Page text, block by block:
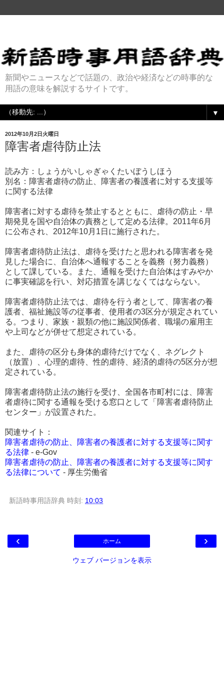
新聞やニュースなどで話題の、政治や経済などの時事的な
用語の意味を解説するサイトです。
▼
2012年10月2日火曜日
障害者虐待防止法
読み方：しょうがいしゃぎゃくたいぼうしほう
別名：障害者虐待の防止、障害者の養護者に対する支援等
に関する法律
障害者に対する虐待を禁止するとともに、虐待の防止・早
期発見を国や自治体の責務として定める法律。2011年6月
に公布され、2012年10月1日に施行された。
障害者虐待防止法は、虐待を受けたと思われる障害者を発
見した場合に、自治体へ通報することを義務（努力義務）
として課している。また、通報を受けた自治体はすみやか
に事実確認を行い、対応措置を講じなくてはならない。
障害者虐待防止法では、虐待を行う者として、障害者の養
護者、福祉施設等の従事者、使用者の3区分が規定されてい
る。つまり、家族・親類の他に施設関係者、職場の雇用主
や上司などが併せて想定されている。
また、虐待の区分も身体的虐待だけでなく、ネグレクト
（放置）、心理的虐待、性的虐待、経済的虐待の5区分が想
定されている。
障害者虐待防止法の施行を受け、全国各市町村には、障害
者虐待に関する通報を受ける窓口として「障害者虐待防止
センター」が設置された。
関連サイト：
障害者虐待の防止、障害者の養護者に対する支援等に関す
る法律 - e-Gov
障害者虐待の防止、障害者の養護者に対する支援等に関す
る法律について - 厚生労働省
新語時事用語辞典 時刻: 10:03
‹ ›
ホーム
ウェブ バージョンを表示